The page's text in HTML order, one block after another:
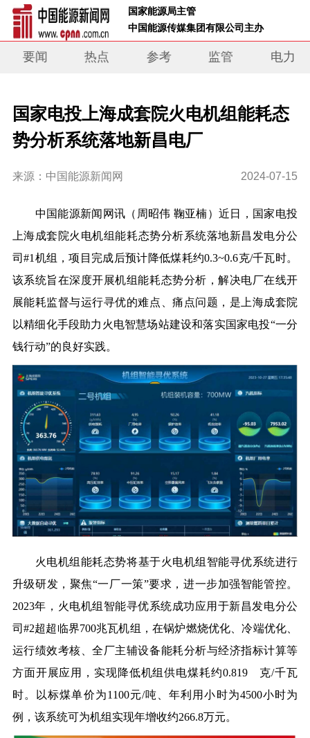
国家能源局主管
中国能源传媒集团有限公司主办
要闻 热点 参考 监管 电力
国家电投上海成套院火电机组能耗态
势分析系统落地新昌电厂
来源：中国能源新闻网 2024-07-15
中国能源新闻网讯 （ 周昭伟 鞠亚楠）近日，国家电投
上海成套院火电机组能耗态势分析系统落地新昌发电分公
司#1机组 ，项目完成后预计降低煤耗约0.3~0.6克/千瓦时。
该系统旨在深度开展机组能耗态势分析，解决电厂在线开
展能耗监督与运行寻优的难点、痛点问题，是 上海成套院
以精细化手段助力火电智慧场站建设和落实国家电投“一分
钱行动”的良好实践。
火电机组能耗态势将基于火电机组智能寻优系统进行
升级研发，聚焦“一厂一策”要求，进一步加强智能管控。
2023年，火电机组智能寻优系统成功应用于新昌发电分公
司#2超超临界700兆瓦机组，在锅炉燃烧优化、冷端优化
运行绩效考核、全厂主辅设备能耗分析与经济指标计算等
方面开展应用，实现降低机组供电煤耗约0.819 克/千瓦
时。以标煤单价为1100元/吨、年利用小时为4500小时为
例，该系统可为机组实现年增收约266.8万元。